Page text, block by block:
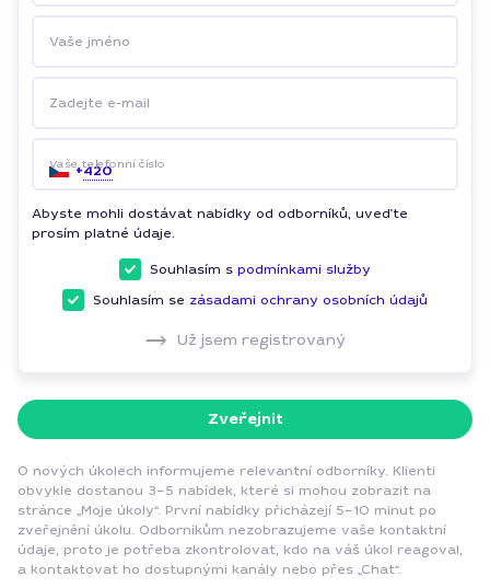
Vaše jméno
Zadejte e-mail
Vaše telefonní číslo
+420
Abyste mohli dostávat nabídky od odborníků, uveďte
prosím platné údaje.
Souhlasím s podmínkami služby
Souhlasím se zásadami ochrany osobních údajů
Už jsem registrovaný
Zveřejnit
O nových úkolech informujeme relevantní odborníky. Klienti
obvykle dostanou 3–5 nabídek, které si mohou zobrazit na
stránce „Moje úkoly“. První nabídky přicházejí 5–10 minut po
zveřejnění úkolu. Odborníkům nezobrazujeme vaše kontaktní
údaje, proto je potřeba zkontrolovat, kdo na váš úkol reagoval,
a kontaktovat ho dostupnými kanály nebo přes „Chat“.